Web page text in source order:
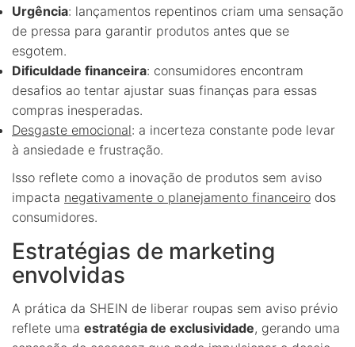
Urgência: lançamentos repentinos criam uma sensação
de pressa para garantir produtos antes que se
esgotem.
Dificuldade financeira: consumidores encontram
desafios ao tentar ajustar suas finanças para essas
compras inesperadas.
Desgaste emocional: a incerteza constante pode levar
à ansiedade e frustração.
Isso reflete como a inovação de produtos sem aviso
impacta negativamente o planejamento financeiro dos
consumidores.
Estratégias de marketing
envolvidas
A prática da SHEIN de liberar roupas sem aviso prévio
reflete uma estratégia de exclusividade, gerando uma